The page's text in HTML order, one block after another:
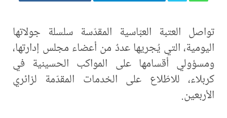
تواصل العتبة العبّاسية المقدّسة سلسلة جولاتها
اليومية، التي يُجريها عددٌ من أعضاء مجلس إدارتها،
ومسؤولي أقسامها على المواكب الحسينية في
كربلاء، للاطّلاع على الخدمات المقدّمة لزائري
الأربعين.